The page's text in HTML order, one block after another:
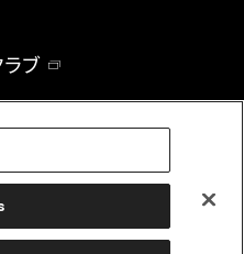
ブ
instagramtwitter